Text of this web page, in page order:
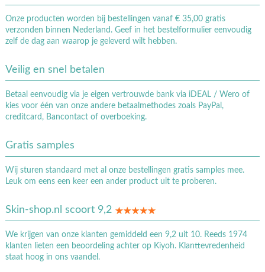
Onze producten worden bij bestellingen vanaf € 35,00 gratis
verzonden binnen Nederland. Geef in het bestelformulier eenvoudig
zelf de dag aan waarop je geleverd wilt hebben.
Veilig en snel betalen
Betaal eenvoudig via je eigen vertrouwde bank via iDEAL / Wero of
kies voor één van onze andere betaalmethodes zoals PayPal,
creditcard, Bancontact of overboeking.
Gratis samples
Wij sturen standaard met al onze bestellingen gratis samples mee.
Leuk om eens een keer een ander product uit te proberen.
Skin-shop.nl scoort 9,2
We krijgen van onze klanten gemiddeld een 9,2 uit 10. Reeds 1974
klanten lieten een beoordeling achter op Kiyoh. Klanttevredenheid
staat hoog in ons vaandel.